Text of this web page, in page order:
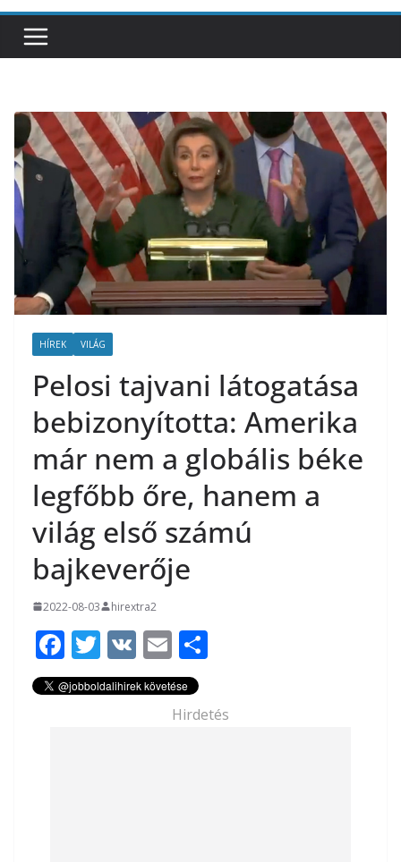
HÍREK VILÁG
Pelosi tajvani látogatása
bebizonyította: Amerika
már nem a globális béke
legfőbb őre, hanem a
világ első számú
bajkeverője
2022-08-03 hirextra2
F
ac
e
T
w
itt
V
K
E
m
ai
l
za
m
Hirdetés